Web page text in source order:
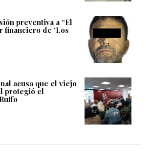
preventiva a “El
financiero de ‘Los
acusa que el viejo
protegió el